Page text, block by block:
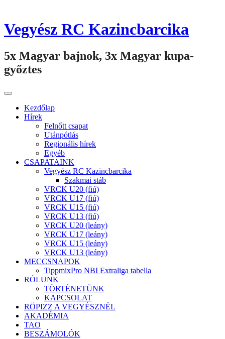
Vegyész RC Kazincbarcika
5x Magyar bajnok, 3x Magyar kupa-
győztes
Kezdőlap
Hírek
Felnőtt csapat
Utánpótlás
Regionális hírek
Egyéb
CSAPATAINK
Vegyész RC Kazincbarcika
Szakmai stáb
VRCK U20 (fiú)
VRCK U17 (fiú)
VRCK U15 (fiú)
VRCK U13 (fiú)
VRCK U20 (leány)
VRCK U17 (leány)
VRCK U15 (leány)
VRCK U13 (leány)
MECCSNAPOK
TippmixPro NBI Extraliga tabella
RÓLUNK
TÖRTÉNETÜNK
KAPCSOLAT
RÖPIZZ A VEGYÉSZNÉL
AKADÉMIA
TAO
BESZÁMOLÓK